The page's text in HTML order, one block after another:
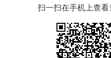
扫一扫在手机上查看